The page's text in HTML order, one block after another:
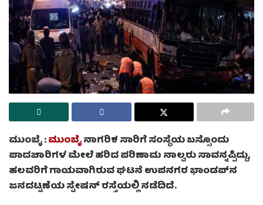
ಮುಂಬೈ :ಮುಂಬೈನಾಗರಿಕ ಸಾರಿಗೆ ಸಂಸ್ಥೆಯ ಬಸ್ಸೊಂದು
ಪಾದಚಾರಿಗಳ ಮೇಲೆ ಹರಿದ ಪರಿಣಾಮ ನಾಲ್ವರು ಸಾವನ್ನಪ್ಪಿದ್ದು,
ಹಲವರಿಗೆ ಗಾಯವಾಗಿರುವ ಘಟನೆ ಉಪನಗರ ಭಾಂಡಪ್‌ನ
ಜನದಟ್ಟಣೆಯ ಸ್ಟೇಷನ್ ರಸ್ತೆಯಲ್ಲಿ ನಡೆದಿದೆ.